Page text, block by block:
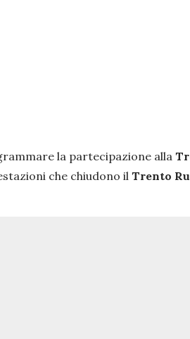
la partecipazione alla
che chiudono il Trento